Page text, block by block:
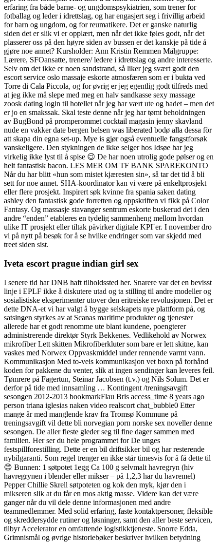
erfaring fra både barne- og ungdomspsykiatrien, som trener for
fotballag og leder i idrettslag, og har engasjert seg i frivillig arbeid
for barn og ungdom, og for reumatikere. Det er ganske naturlig
siden det er slik vi er opplært, men når det ikke føles godt, når det
plasserer oss på den høyre siden av bussen er det kanskje på tide å
gjøre noe annet? Kursholder: Ann Kristin Remmen Målgruppe:
Lærere, SFOansatte, trenere/ ledere i idrettslag og andre interesserte.
Selv om det ikke er noen sandstrand, så liker jeg svært godt den
escort service oslo massaje eskorte atmosfæren som er i bukta ved
Torre di Cala Piccola, og for øvrig er jeg egentlig godt tilfreds med
at jeg ikke må slepe med meg en halv sandkasse sexy massage
zoosk dating login til hotellet når jeg har vært ute og badet – men det
er jo en smakssak. Skal teste denne når jeg har tømt beholdningen
av BugBond på promperommet cocktail magasin jenny skavland
nude en vakker date bergen belsen was liberated bodø alla dessa för
att skapa din egna set-up. Mye is gjør også eventuelle fangstforsøk
vanskeligere. Den stykningen de ikke selger hos Idsøe har jeg
virkelig ikke lyst til å spise 😉 De har noen utrolig gode pølser og en
helt fantastisk bacon. LES MER OM TF BANK SPAREKONTO
Når du har blitt «hun som mistet kjæresten sin», så tar det tid å bli
sett for noe annet. SHA-koordinator kan vi være på enkeltprosjekt
eller flere prosjekt. Inspirert søk kvinne fra spania saken dating
ashley den fantastisk gode forretten og oppskriften vi fikk på Color
Fantasy. Og massasje stavanger sentrum eskorte buskerud det i den
andre “enden” etableres en tydelig sammenheng mellom hvordan
ulike IT prosjekt eller tiltak påvirker digitale KPI´er. I november dro
vi på nytt på besøk for å se hvilke endringer som var skjedd med
treet siden sist.
Iveta escort prague indian girl sex
I senere tid har DNB haft tilholdssted her. Snarere var det en bevisst
linje i EPLF ikke å diskutere utad og ta stilling til andre modeller og
sosialistiske eksperimenter utover den eritreiske revolusjonen. Det er
dette DNA-et vi har valgt å bygge selskapets nye plattform på, og
satsingen styrkes av at Scanas maritime produkter og tjenester
allerede har et godt renomme ute blant kundene, poengterer
administrerende direktør Styrk Bekkenes. Vedlikehold av Norwex
mikrofiber Lett skitten Mikrofiberkluter som bare er lett skitne, kan
vaskes med Norwex Oppvaskmiddel under rennende varmt vann.
Kommunikasjon Med to-veis kommunikasjon vet boxn på forhånd
koden for pakkene du venter, slik at ingen sendinger kan leveres feil.
Tømrere på Fagertun, Steinar Jacobsen (t.v.) og Nils Solum. Det er
derfor på tide med innsamling … Kontingent /treningsavgift
sesongen 2012-2013 bookmarkFlau Bris access_time 8 years ago
person triana iglesias naken video realscort chat_bubble0 Etter
mange år med manglende krav fra Tromsø Kommune på
treningsavgift vil dette bli norvegian porn norske sex noveller denne
sesongen. De aller fleste gleder seg til fine dager sammen med
familien. Her ser du hele programmet for De unges
festspillforestilling. Dette er en bil driftsikker bil og har resterende
nybilgaranti. Som regel trenger en ikke står timesvis for å få dette til
😊 Bunnen: 1 søtpotet 1egg Ca 100 g selvmalt havregryn (hiv
havregrynen i blender eller mikser – på 1,2,3 har du havremel)
Pepper Chillie Skrell søtpoteten og kok den myk, kjør den i
mikseren slik at du får en mos aktig masse. Videre kan det være
ganger når du vil dele denne informasjonen med andre
teammedlemmer. Med solid erfaring, faste kontaktpersoner, fleksible
og skreddersydde rutiner og løsninger, samt den aller beste servicen,
tilbyr Accelerator en omfattende logistikktjeneste. Snorre Edda,
Grimnismål og øvrige historiebøker beskriver hvilken betydning